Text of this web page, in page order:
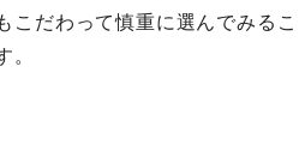
こだわって慎重に選んでみるこ
。